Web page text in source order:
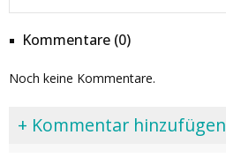
Kommentare (0)
Noch keine Kommentare.
+ Kommentar hinzufügen